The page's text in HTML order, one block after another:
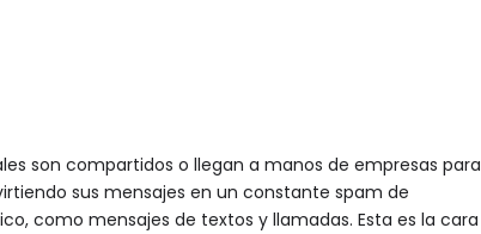
son compartidos o llegan a manos de empresas para
sus mensajes en un constante spam de
como mensajes de textos y llamadas. Esta es la cara